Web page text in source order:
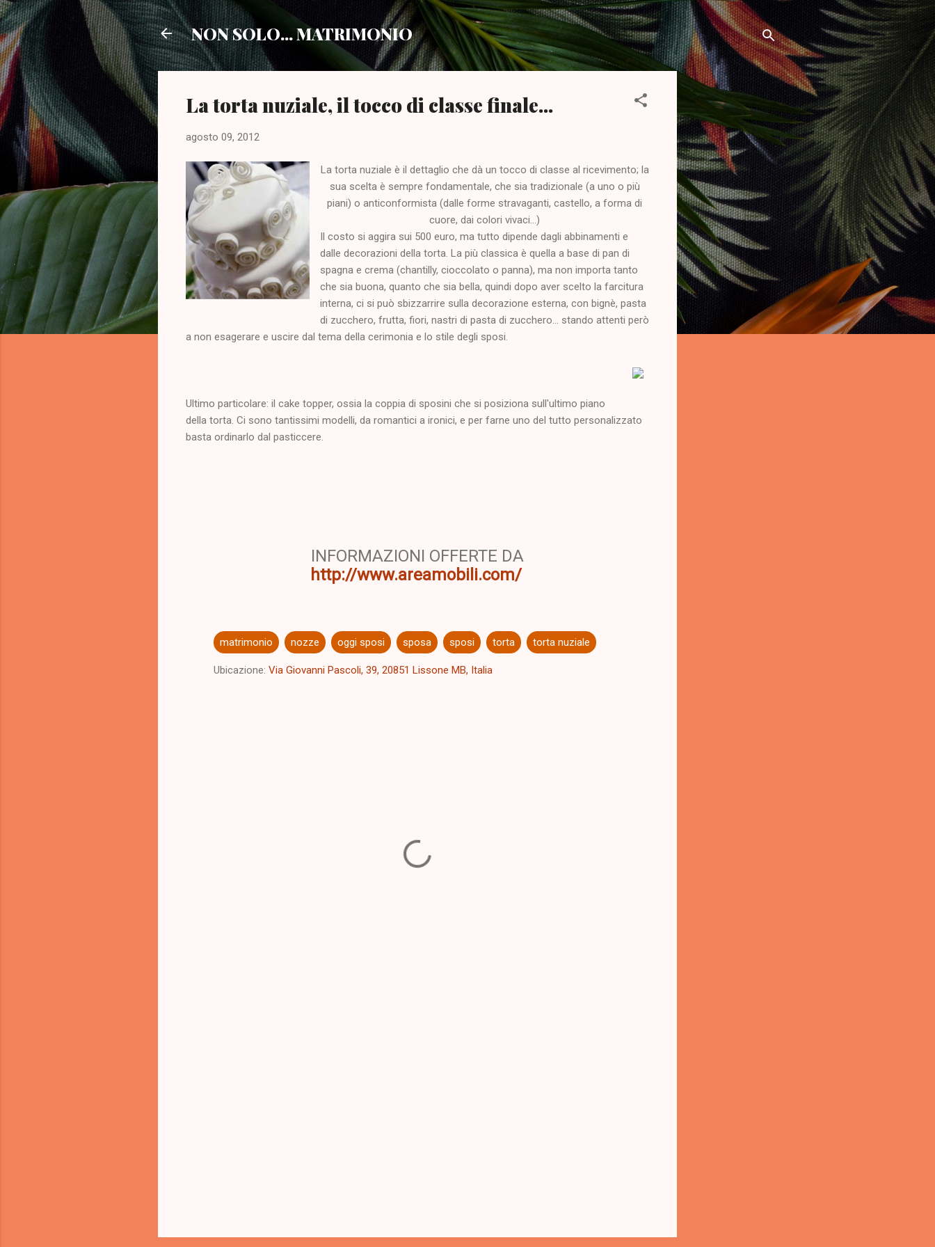
Passa ai contenuti principali
NON SOLO... MATRIMONIO
La torta nuziale, il tocco di classe finale...
agosto 09, 2012
La torta nuziale è il dettaglio che dà un tocco di classe al ricevimento; la
sua scelta è sempre fondamentale, che sia tradizionale (a uno o più
piani) o anticonformista (dalle forme stravaganti, castello, a forma di
cuore, dai colori vivaci...)
Il costo si aggira sui 500 euro, ma tutto dipende dagli abbinamenti e
dalle decorazioni della torta. La più classica è quella a base di pan di
spagna e crema (chantilly, cioccolato o panna), ma non importa tanto
che sia buona, quanto che sia bella, quindi dopo aver scelto la farcitura
interna, ci si può sbizzarrire sulla decorazione esterna, con bignè, pasta
di zucchero, frutta, fiori, nastri di pasta di zucchero... stando attenti però
a non esagerare e uscire dal tema della cerimonia e lo stile degli sposi.
Ultimo particolare: il cake topper, ossia la coppia di sposini che si posiziona sull'ultimo piano
della torta. Ci sono tantissimi modelli, da romantici a ironici, e per farne uno del tutto personalizzato
basta ordinarlo dal pasticcere.
INFORMAZIONI OFFERTE DA
http://www.areamobili.com/
matrimonio nozze oggi sposi sposa sposi torta torta nuziale
Ubicazione: Via Giovanni Pascoli, 39, 20851 Lissone MB, Italia